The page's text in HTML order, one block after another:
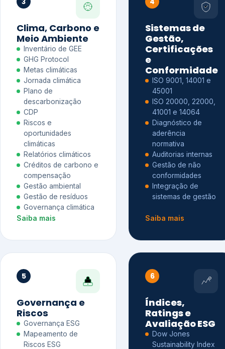
Clima, Carbono e
Meio Ambiente
Inventário de GEE
GHG Protocol
Metas climáticas
Jornada climática
Plano de
descarbonização
CDP
Riscos e
oportunidades
climáticas
Relatórios climáticos
Créditos de carbono e
compensação
Gestão ambiental
Gestão de resíduos
Governança climática
Saiba mais
Sistemas de
Gestão,
Certificações
e
Conformidade
ISO 9001, 14001 e
45001
ISO 20000, 22000,
41001 e 14064
Diagnóstico de
aderência
normativa
Auditorias internas
Gestão de não
conformidades
Integração de
sistemas de gestão
Saiba mais
5
Governança e
Riscos
Governança ESG
Mapeamento de
Riscos ESG
6
Índices,
Ratings e
Avaliação ESG
Dow Jones
Sustainability Index